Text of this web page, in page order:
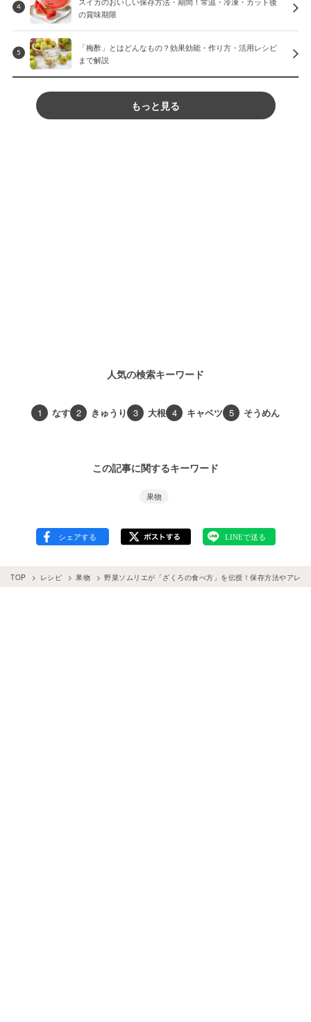
4
の賞味期限
5
「梅酢」とはどんなもの？効果効能・作り方・活用レシピ
まで解説
もっと見る
人気の検索キーワード
1 なす 2 きゅうり 3 大根 4 キャベツ 5 そうめん
この記事に関するキーワード
果物
TOP レシピ 果物 野菜ソムリエが「ざくろの食べ方」を伝授！保存方法やアレン